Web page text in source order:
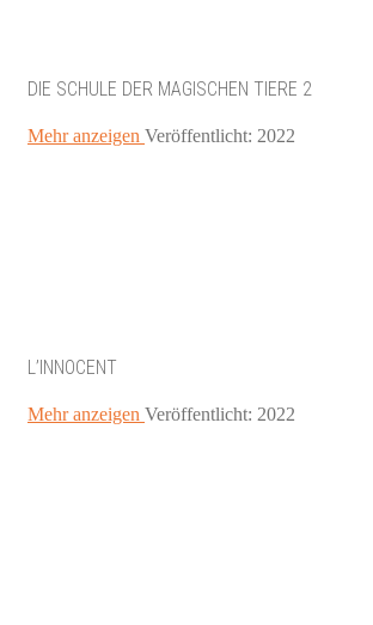
DIE SCHULE DER MAGISCHEN TIERE 2
Mehr anzeigen Veröffentlicht: 2022
L’INNOCENT
Mehr anzeigen Veröffentlicht: 2022